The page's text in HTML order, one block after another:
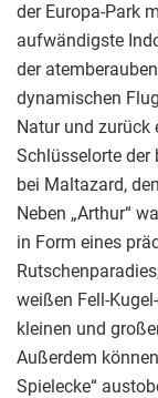
der Europa-Park
aufwändigste
der
dynamischen
Natur und zurück
Schlüsselorte der
bei Maltazard,
Neben „Arthur“
in Form eines
weißen Fell-
kleinen und
Außerdem
Spielecke“